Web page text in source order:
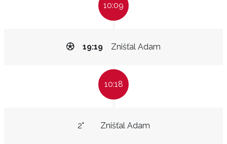
10:09
Znišťal Adam
19:19
10:18
Znišťal Adam
2"